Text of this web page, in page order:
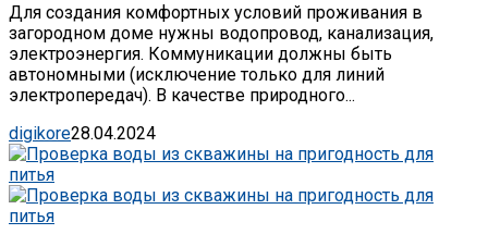
Для создания комфортных условий проживания в
загородном доме нужны водопровод, канализация,
электроэнергия. Коммуникации должны быть
автономными (исключение только для линий
электропередач). В качестве природного...
digikore28.04.2024